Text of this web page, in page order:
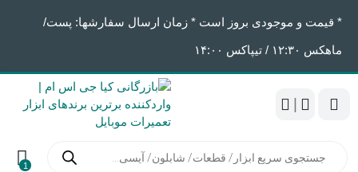
* قیمت و موجودی بروز است * زمان ارسال سفارشها: پست/
ماهکس ١٢:٣٠ / تیپاکس ١۴:٠٠
محصولات
1